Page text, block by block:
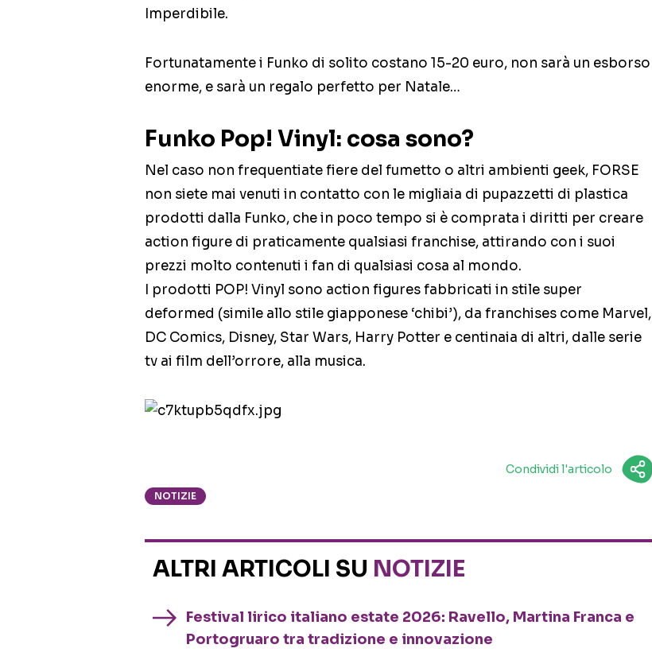
Imperdibile.
Fortunatamente i Funko di solito costano 15-20 euro, non sarà un esborso
enorme, e sarà un regalo perfetto per Natale…
Funko Pop! Vinyl: cosa sono?
Nel caso non frequentiate fiere del fumetto o altri ambienti geek, FORSE
non siete mai venuti in contatto con le migliaia di pupazzetti di plastica
prodotti dalla Funko, che in poco tempo si è comprata i diritti per creare
action figure di praticamente qualsiasi franchise, attirando con i suoi
prezzi molto contenuti i fan di qualsiasi cosa al mondo.
I prodotti POP! Vinyl sono action figures fabbricati in stile super
deformed (simile allo stile giapponese ‘chibi’), da franchises come Marvel,
DC Comics, Disney, Star Wars, Harry Potter e centinaia di altri, dalle serie
tv ai film dell’orrore, alla musica.
Condividi l'articolo
NOTIZIE
ALTRI ARTICOLI SU NOTIZIE
Festival lirico italiano estate 2026: Ravello, Martina Franca e
Portogruaro tra tradizione e innovazione